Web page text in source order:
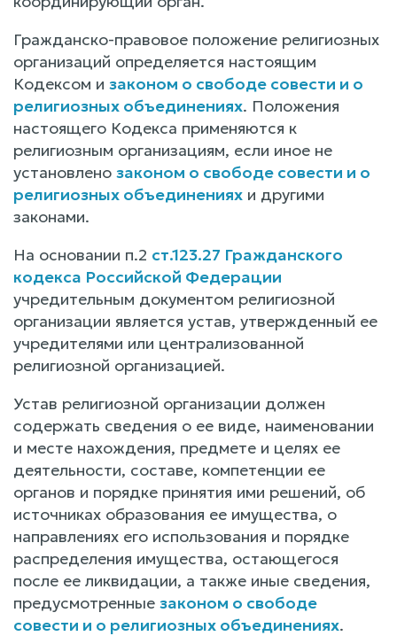
Гражданско-правовое положение религиозных
организаций определяется настоящим
Кодексом и законом о свободе совести и о
религиозных объединениях. Положения
настоящего Кодекса применяются к
религиозным организациям, если иное не
установлено законом о свободе совести и о
религиозных объединениях и другими
законами.
На основании п.2 ст.123.27 Гражданского
кодекса Российской Федерации
учредительным документом религиозной
организации является устав, утвержденный ее
учредителями или централизованной
религиозной организацией.
Устав религиозной организации должен
содержать сведения о ее виде, наименовании
и месте нахождения, предмете и целях ее
деятельности, составе, компетенции ее
органов и порядке принятия ими решений, об
источниках образования ее имущества, о
направлениях его использования и порядке
распределения имущества, остающегося
после ее ликвидации, а также иные сведения,
предусмотренные законом о свободе
совести и о религиозных объединениях.